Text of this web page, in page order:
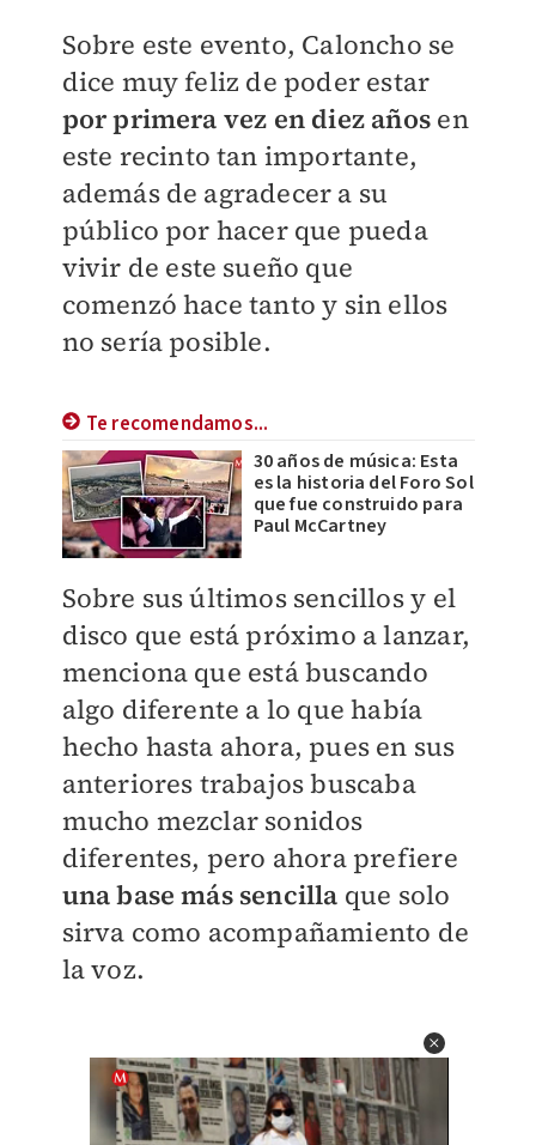
Sobre este evento, Caloncho se
dice muy feliz de poder estar
por primera vez en diez años en
este recinto tan importante,
además de agradecer a su
público por hacer que pueda
vivir de este sueño que
comenzó hace tanto y sin ellos
no sería posible.
Te recomendamos...
30 años de música: Esta
es la historia del Foro Sol
que fue construido para
Paul McCartney
Sobre sus últimos sencillos y el
disco que está próximo a lanzar,
menciona que está buscando
algo diferente a lo que había
hecho hasta ahora, pues en sus
anteriores trabajos buscaba
mucho mezclar sonidos
diferentes, pero ahora prefiere
una base más sencilla que solo
sirva como acompañamiento de
la voz.